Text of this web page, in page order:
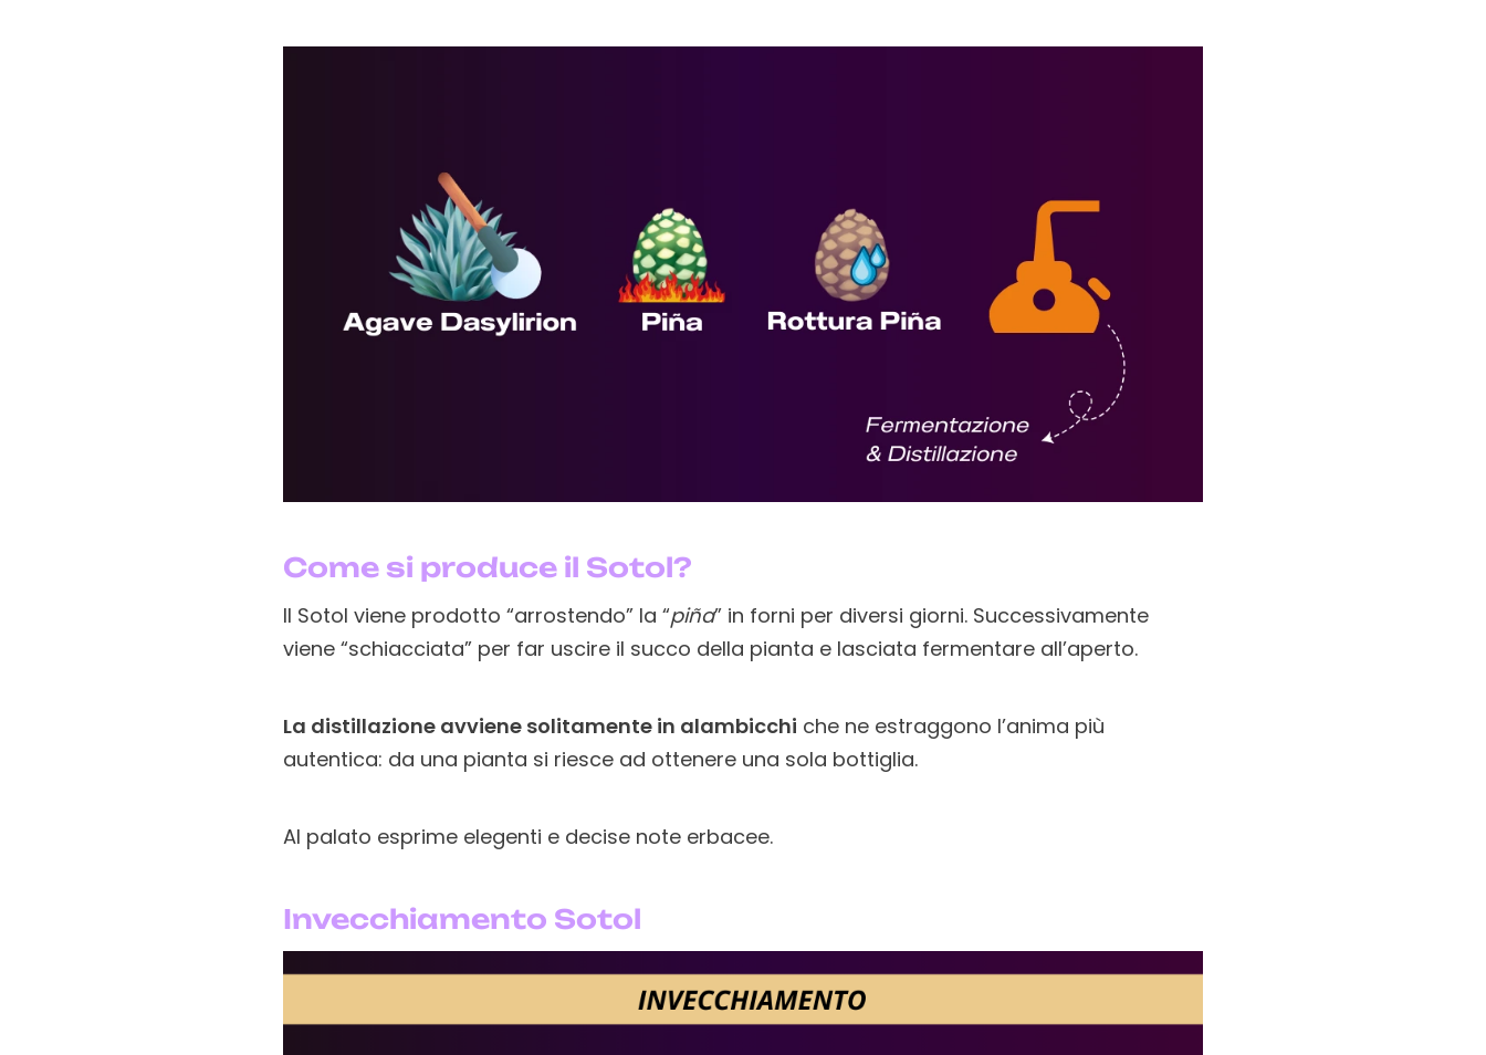
Come si produce il Sotol?
Il Sotol viene prodotto “arrostendo” la “piña” in forni per diversi giorni. Successivamente
viene “schiacciata” per far uscire il succo della pianta e lasciata fermentare all’aperto.
La distillazione avviene solitamente in alambicchi che ne estraggono l’anima più
autentica: da una pianta si riesce ad ottenere una sola bottiglia.
Al palato esprime elegenti e decise note erbacee.
Invecchiamento Sotol